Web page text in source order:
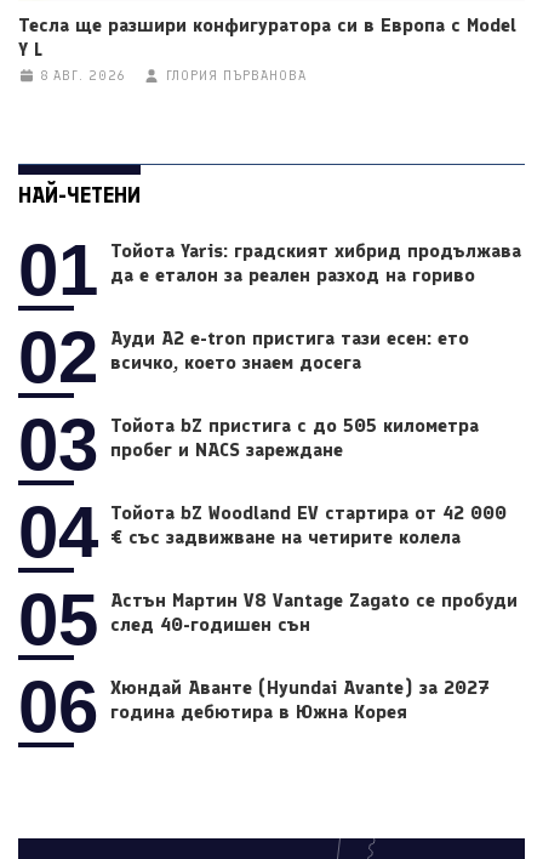
Тесла ще разшири конфигуратора си в Европа с Model
Y L
8 АВГ. 2026 ГЛОРИЯ ПЪРВАНОВА
НАЙ-ЧЕТЕНИ
01
Тойота Yaris: градският хибрид продължава
да е еталон за реален разход на гориво
02
Ауди A2 e-tron пристига тази есен: ето
всичко, което знаем досега
03
Тойота bZ пристига с до 505 километра
пробег и NACS зареждане
04 Тойота bZ Woodland EV стартира от 42 000
€ със задвижване на четирите колела
05
Астън Мартин V8 Vantage Zagato се пробуди
след 40-годишен сън
06
Хюндай Аванте (Hyundai Avante) за 2027
година дебютира в Южна Корея